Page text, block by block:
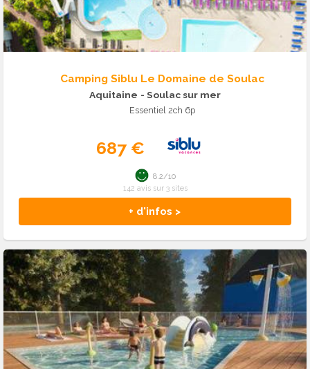
Camping Siblu Le Domaine de Soulac
Aquitaine - Soulac sur mer
Essentiel 2ch 6p
687 €
+ d'infos >
8.2/10
142 avis sur 3 sites